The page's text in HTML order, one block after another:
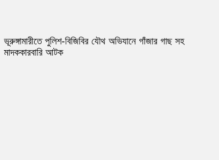
ভূরুঙ্গামারীতে পুলিশ-বিজিবির যৌথ অভিযানে গাঁজার গাছ সহ
মাদককারবারি আটক